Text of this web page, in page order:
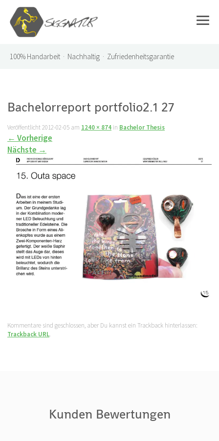
100% Handarbeit · Nachhaltig · Zufriedenheitsgarantie
Bachelorreport portfolio2.1 27
Veröffentlicht2012-02-05 am 1240 × 874 in Bachelor Thesis
← Vorherige
Nächste →
Kommentare sind geschlossen, aber Du kannst ein Trackback hinterlassen:
Trackback URL.
Kunden Bewertungen